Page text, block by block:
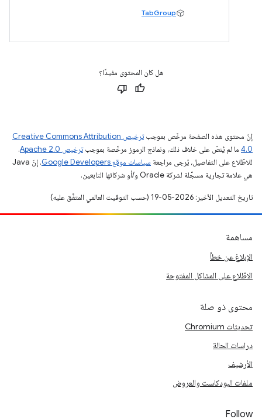
TabGroup
هل كان المحتوى مفيدًا؟
إنّ محتوى هذه الصفحة مرخّص بموجب
ترخيص Creative Commons Attribution
4.0‏ ما لم يُنصّ على خلاف ذلك، ونماذج الرموز مرخّصة بموجبترخيص Apache 2.0‏
.
للاطّلاع على التفاصيل، يُرجى مراجعة سياسات موقع Google Developers‏
. إنّ Java
هي علامة تجارية مسجَّلة لشركة Oracle و/أو شركائها التابعين.
تاريخ التعديل الأخير: 2026-05-19 (حسب التوقيت العالمي المتفَّق عليه)
مساهمة
الإبلاغ عن خطأ
الاطّلاع على المشاكل المفتوحة
محتوى ذو صلة
تحديثات Chromium
دراسات الحالة
الأرشيف
ملفات البودكاست والعروض
Follow